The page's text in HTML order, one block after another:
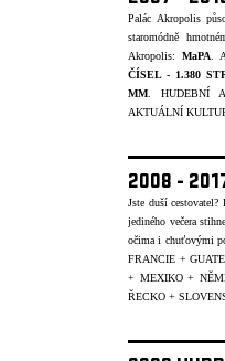
Palác Akropolis
staromódně
Akropolis: MaPA.
ČÍSEL - 1.380
MM . HUDEBNÍ
AKTUÁLNÍ
2008 -
Jste duší cestovatel?
jediného večera
očima i chuťovými
FRANCIE +
+ MEXIKO +
ŘECKO +